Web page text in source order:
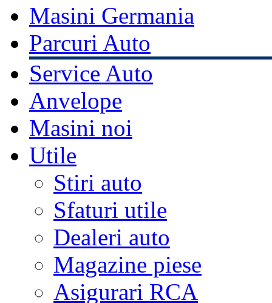
Masini Germania
Parcuri Auto
Service Auto
Anvelope
Masini noi
Utile
Stiri auto
Sfaturi utile
Dealeri auto
Magazine piese
Asigurari RCA